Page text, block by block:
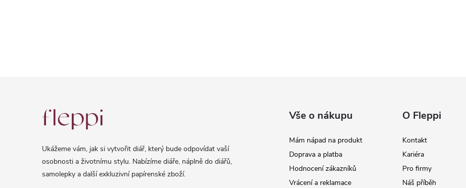
Ukážeme vám, jak si vytvořit diář, který bude odpovídat vaší
osobnosti a životnímu stylu. Nabízíme diáře, náplně do diářů,
samolepky a další exkluzivní papírenské zboží.
Vše o nákupu
Mám nápad na produkt
Doprava a platba
Hodnocení zákazníků
Vrácení a reklamace
O Fleppi
Kontakt
Kariéra
Pro firmy
Náš příběh